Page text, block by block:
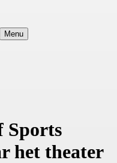
Menu
Sports
het theater